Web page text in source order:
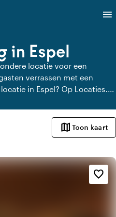
menu
in Espel
locatie voor een
verrassen met een
in Espel? Op Locaties.nl
alle private dining locaties
diner.
map Toon kaart
favorite_border
Sfeer en esthetiek
palette
Bohemian / Ibiza